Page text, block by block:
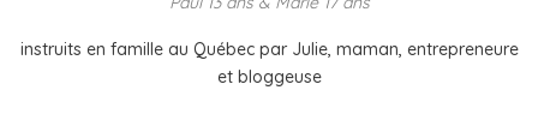
instruits en famille au Québec par Julie, maman, entrepreneure
et bloggeuse